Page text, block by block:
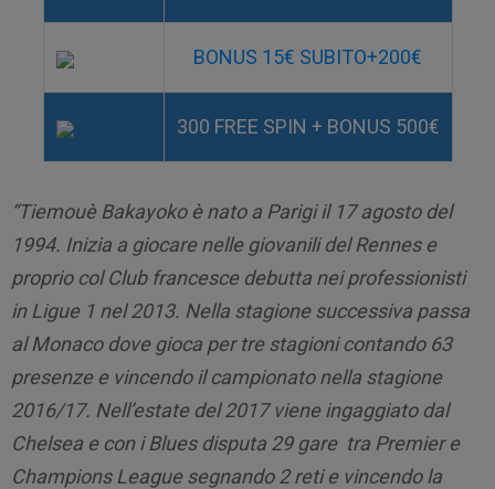
BONUS 15€ SUBITO+200€
300 FREE SPIN + BONUS 500€
“Tiemouè Bakayoko è nato a Parigi il 17 agosto del
1994. Inizia a giocare nelle giovanili del Rennes e
proprio col Club francesce debutta nei professionisti
in Ligue 1 nel 2013. Nella stagione successiva passa
al Monaco dove gioca per tre stagioni contando 63
presenze e vincendo il campionato nella stagione
2016/17. Nell’estate del 2017 viene ingaggiato dal
Chelsea e con i Blues disputa 29 gare tra Premier e
Champions League segnando 2 reti e vincendo la